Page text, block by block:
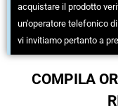
acquistare il prodotto
un'operatore telefonico
vi invitiamo pertanto a
COMPILA